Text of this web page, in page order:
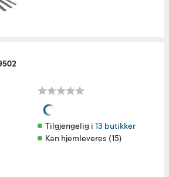
Tilgjengelig i 13 butikker
Kan hjemleveres (15)